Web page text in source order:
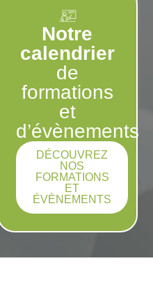
Notre
calendrier
de
formations
et
d’évènements
DÉCOUVREZ
NOS
FORMATIONS
ET
ÉVÈNEMENTS